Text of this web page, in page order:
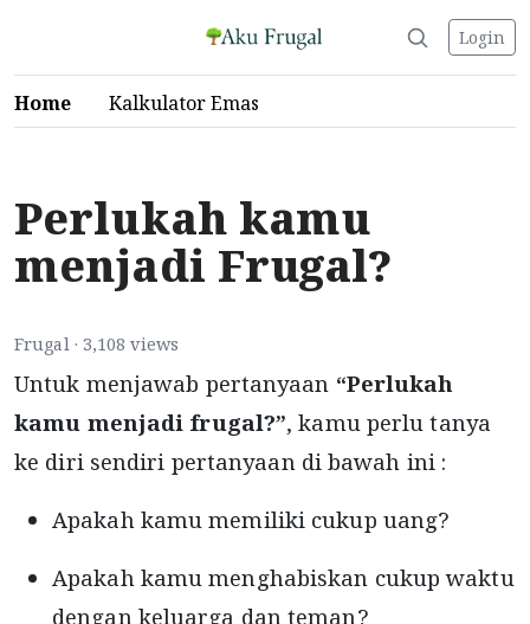
Login
Home Kalkulator Emas
Perlukah kamu
menjadi Frugal?
Frugal · 3,108 views
Untuk menjawab pertanyaan “Perlukah
kamu menjadi frugal?”, kamu perlu tanya
ke diri sendiri pertanyaan di bawah ini :
Apakah kamu memiliki cukup uang?
Apakah kamu menghabiskan cukup waktu
dengan keluarga dan teman?